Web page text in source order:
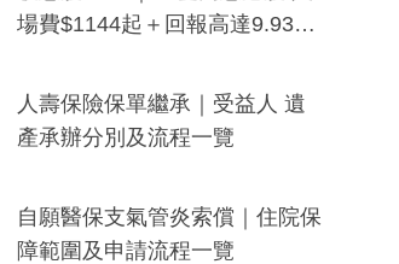
場費$1144起＋回報高達9.93
人壽保險保單繼承｜受益人 遺
產承辦分別及流程一覽
自願醫保支氣管炎索償｜住院保
障範圍及申請流程一覽